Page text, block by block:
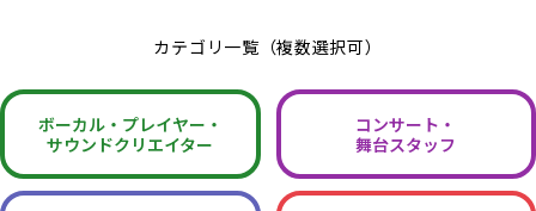
カテゴリ一覧（複数選択可）
ボーカル・ プレイヤー・
サウンドクリエイター
コンサート・
舞台スタッフ